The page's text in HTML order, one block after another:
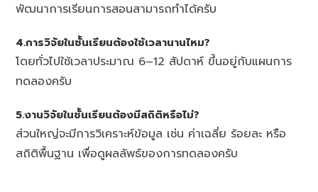
พัฒนาการเรียนการสอนสามารถทำได้ครับ
4.การวิจัยในชั้นเรียนต้องใช้เวลานานไหม?
โดยทั่วไปใช้เวลาประมาณ 6–12 สัปดาห์ ขึ้นอยู่กับแผนการ
ทดลองครับ
5.งานวิจัยในชั้นเรียนต้องมีสถิติหรือไม่?
ส่วนใหญ่จะมีการวิเคราะห์ข้อมูล เช่น ค่าเฉลี่ย ร้อยละ หรือ
สถิติพื้นฐาน เพื่อดูผลลัพธ์ของการทดลองครับ